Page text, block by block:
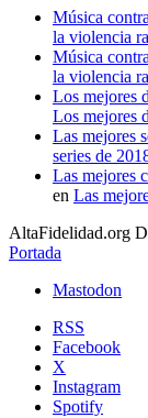
Música
la violencia
Música
la violencia
Los mejores
Los mejores
Las mejores
series de
Las mejores
en Las
AltaFidelidad.org
Portada
Mastodon
RSS
Facebook
X
Instagram
Spotify